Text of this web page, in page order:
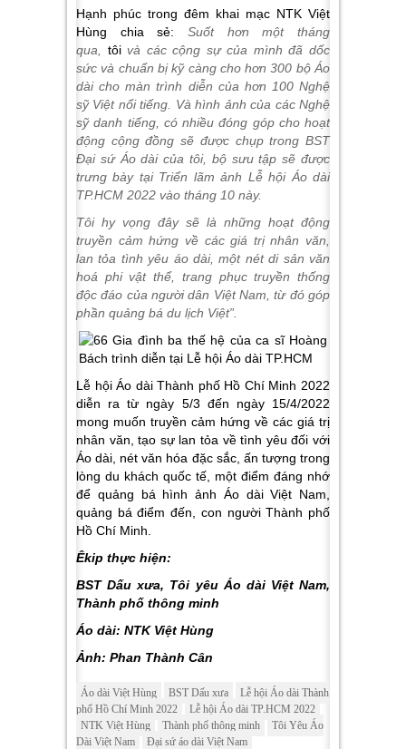
Hạnh phúc trong đêm khai mạc NTK Việt
Hùng chia sẻ: Suốt hơn một tháng
qua,
tôivà các cộng sự của mình đã dốc
sức và chuẩn bị kỹ càng cho hơn 300 bộ Áo
dài cho màn trình diễn của hơn 100 Nghệ
sỹ Việt nổi tiếng. Vàhình ảnh của các Nghệ
sỹ danh tiếng, có nhiều đóng góp cho hoạt
động cộng đồng sẽ được chụp trong BST
Đại sứ Áo dài của tôi, bộ sưu tập sẽ được
trưng bày tại Triển lãm ảnh Lễ hội Áo dài
TP.HCM 2022 vào tháng 10 này.
Tôi hy vọng đây sẽ là những hoạt động
truyền cảm hứng về các giá trị nhân văn,
lan tỏa tình yêu áo dài, một nét di sản văn
hoá phi vật thể, trang phục truyền thống
độc đáo của người dân Việt Nam, từ đó góp
phần quảng bá du lịch Việt”.
Lễ hội Áo dài Thành phố Hồ Chí Minh 2022
diễn ra từ ngày 5/3 đến ngày 15/4/2022
mong muốn truyền cảm hứng về các giá trị
nhân văn, tạo sự lan tỏa về tình yêu đối với
Áo dài, nét văn hóa đặc sắc, ấn tượng trong
lòng du khách quốc tế, một điểm đáng nhớ
để quảng bá hình ảnh Áo dài Việt Nam,
quảng bá điểm đến, con người Thành phố
Hồ Chí Minh.
Êkip thực hiện:
BST Dấu xưa, Tôi yêu Áo dài Việt Nam,
Thành phố thông minh
Áo dài: NTK Việt Hùng
Ảnh: Phan Thành Cân
Áo dài Việt Hùng BST Dấu xưa
Lễ hội Áo dài Thành
phố Hồ Chí Minh 2022
Lễ hội Áo dài TP.HCM 2022
NTK Việt Hùng
Thành phố thông minh
Tôi Yêu Áo
Dài Việt Nam
Đại sứ áo dài Việt Nam